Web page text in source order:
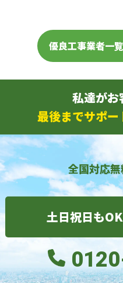
優良工事業者一
私達がお
最後までサポー
全国対応
土日祝日も